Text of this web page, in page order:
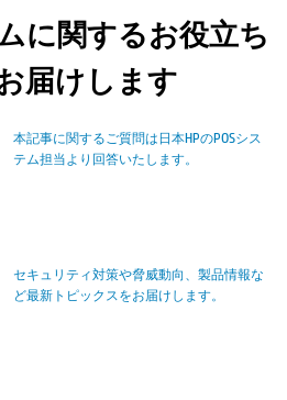
に関するお役立ち
届けします
本記事に関するご質問は日本HPのPOSシス
テム担当より回答いたします。
セキュリティ対策や脅威動向、製品情報な
ど最新トピックスをお届けします。